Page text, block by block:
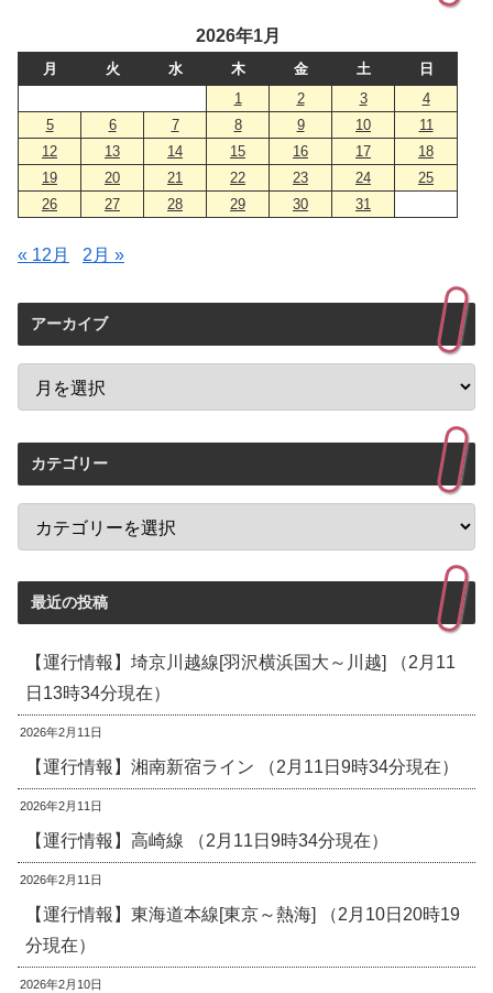
2026年1月
月 火 水 木 金 土
日
1
2 3
4
5
6 7 8 9 10
11
12
13 14 15 16 17
18
19
20 21 22 23 24
25
26
27 28 29 30 31
« 12月 2月 »
アーカイブ
カテゴリー
最近の投稿
【運行情報】埼京川越線[羽沢横浜国大～川越] （2月11
日13時34分現在）
2026年2月11日
【運行情報】湘南新宿ライン （2月11日9時34分現在）
2026年2月11日
【運行情報】高崎線 （2月11日9時34分現在）
2026年2月11日
【運行情報】東海道本線[東京～熱海] （2月10日20時19
分現在）
2026年2月10日